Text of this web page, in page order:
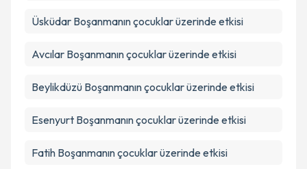
Takvim Talebini Gönder
Üsküdar Boşanmanın çocuklar üzerinde etkisi
Avcılar Boşanmanın çocuklar üzerinde etkisi
Beylikdüzü Boşanmanın çocuklar üzerinde etkisi
Esenyurt Boşanmanın çocuklar üzerinde etkisi
Fatih Boşanmanın çocuklar üzerinde etkisi